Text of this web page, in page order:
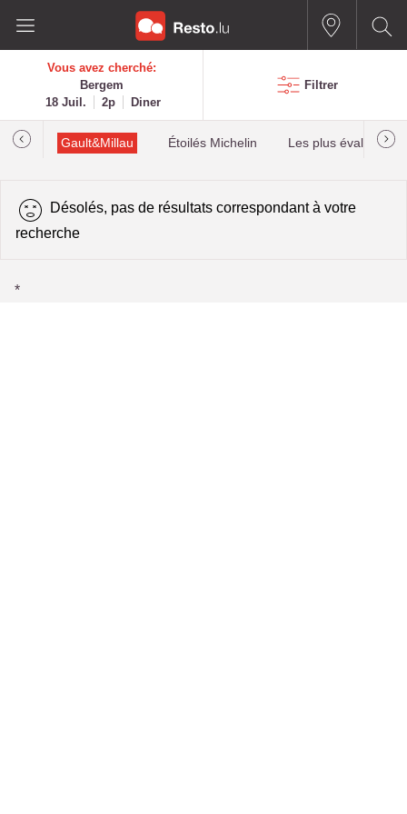
Vous avez cherché:
Bergem
18 Juil.
2p Diner
Filtrer
Gault&Millau Étoilés Michelin Les plus évalués
Désolés, pas de résultats correspondant à votre
recherche
*